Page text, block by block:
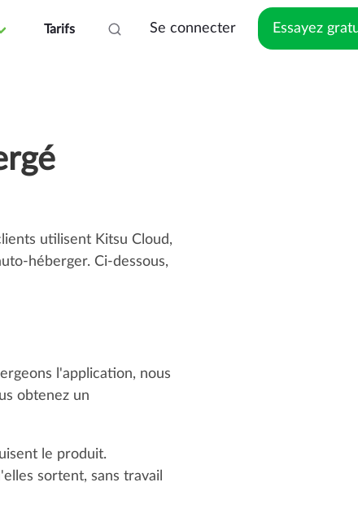
Tarifs Se connecter Essayez
utilisent Kitsu Cloud,
héberger. Ci-dessous,
l'application, nous
obtenez un
le produit.
sortent, sans travail